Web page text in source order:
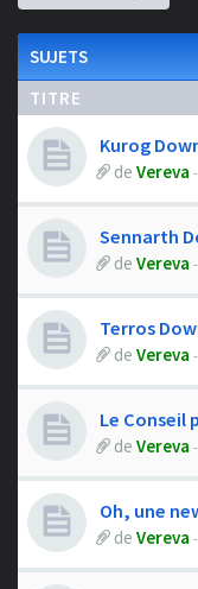
SUJETS
TITRE
Kurog
de Vereva
Sennarth
de Vereva
Terros
de Vereva
Le Conseil
de Vereva
Oh, une
de Vereva